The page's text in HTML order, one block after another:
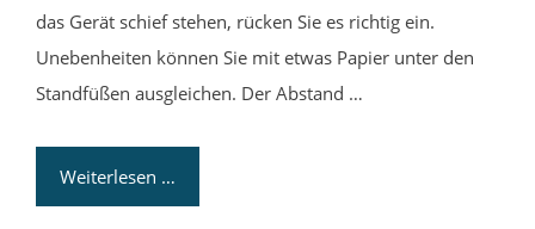
das Gerät schief stehen, rücken Sie es richtig ein.
Unebenheiten können Sie mit etwas Papier unter den
Standfüßen ausgleichen. Der Abstand …
Weiterlesen …